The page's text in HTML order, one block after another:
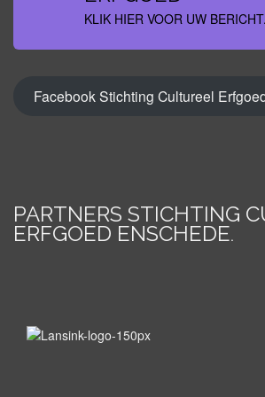
KLIK HIER VOOR UW BERICHT.
Facebook Stichting Cultureel
PARTNERS STICHTING
ERFGOED ENSCHEDE.